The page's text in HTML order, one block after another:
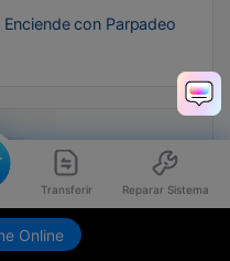
Transferir Reparar Sistema
Online
con Parpadeo